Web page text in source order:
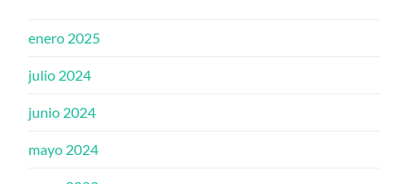
enero 2025
julio 2024
junio 2024
mayo 2024